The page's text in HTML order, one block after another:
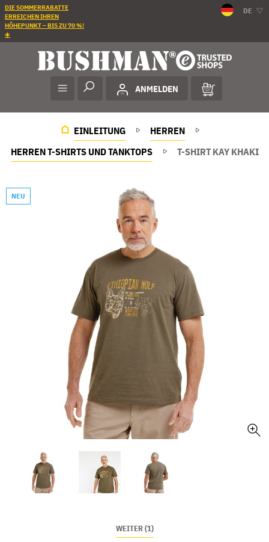
DIE SOMMERRABATTE
ERREICHEN IHREN
HÖHEPUNKT – BIS ZU 70 %!
☀️
DE
ANMELDEN
EINLEITUNG
HERREN
HERREN T-SHIRTS UND TANKTOPS
T-SHIRT KAY KHAKI
NEU
WEITER (1)